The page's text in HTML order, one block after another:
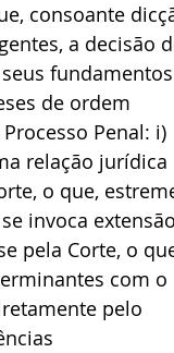
consoante
a decisão
fundamentos
de ordem
Penal: i)
relação jurídica
o que,
invoca extensão
pela Corte, o
com o
pelo